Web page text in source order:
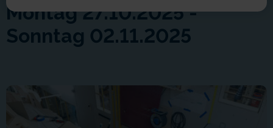
Montag 27.10.2025 -
Sonntag 02.11.2025